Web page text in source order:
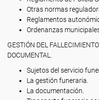
Otras normas
Reglamentos
Ordenanzas
GESTIÓN DEL
DOCUMENTAL.
Sujetos del servicio
La gestión funeraria.
La documentación.